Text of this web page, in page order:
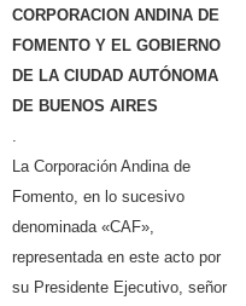
CORPORACION ANDINA DE
FOMENTO Y EL GOBIERNO
DE LA CIUDAD AUTÓNOMA
DE BUENOS AIRES
La Corporación Andina de
Fomento, en lo sucesivo
denominada «CAF»,
representada en este acto por
su Presidente Ejecutivo, señor